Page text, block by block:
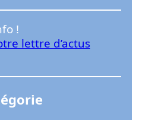
!
lettre d’actus